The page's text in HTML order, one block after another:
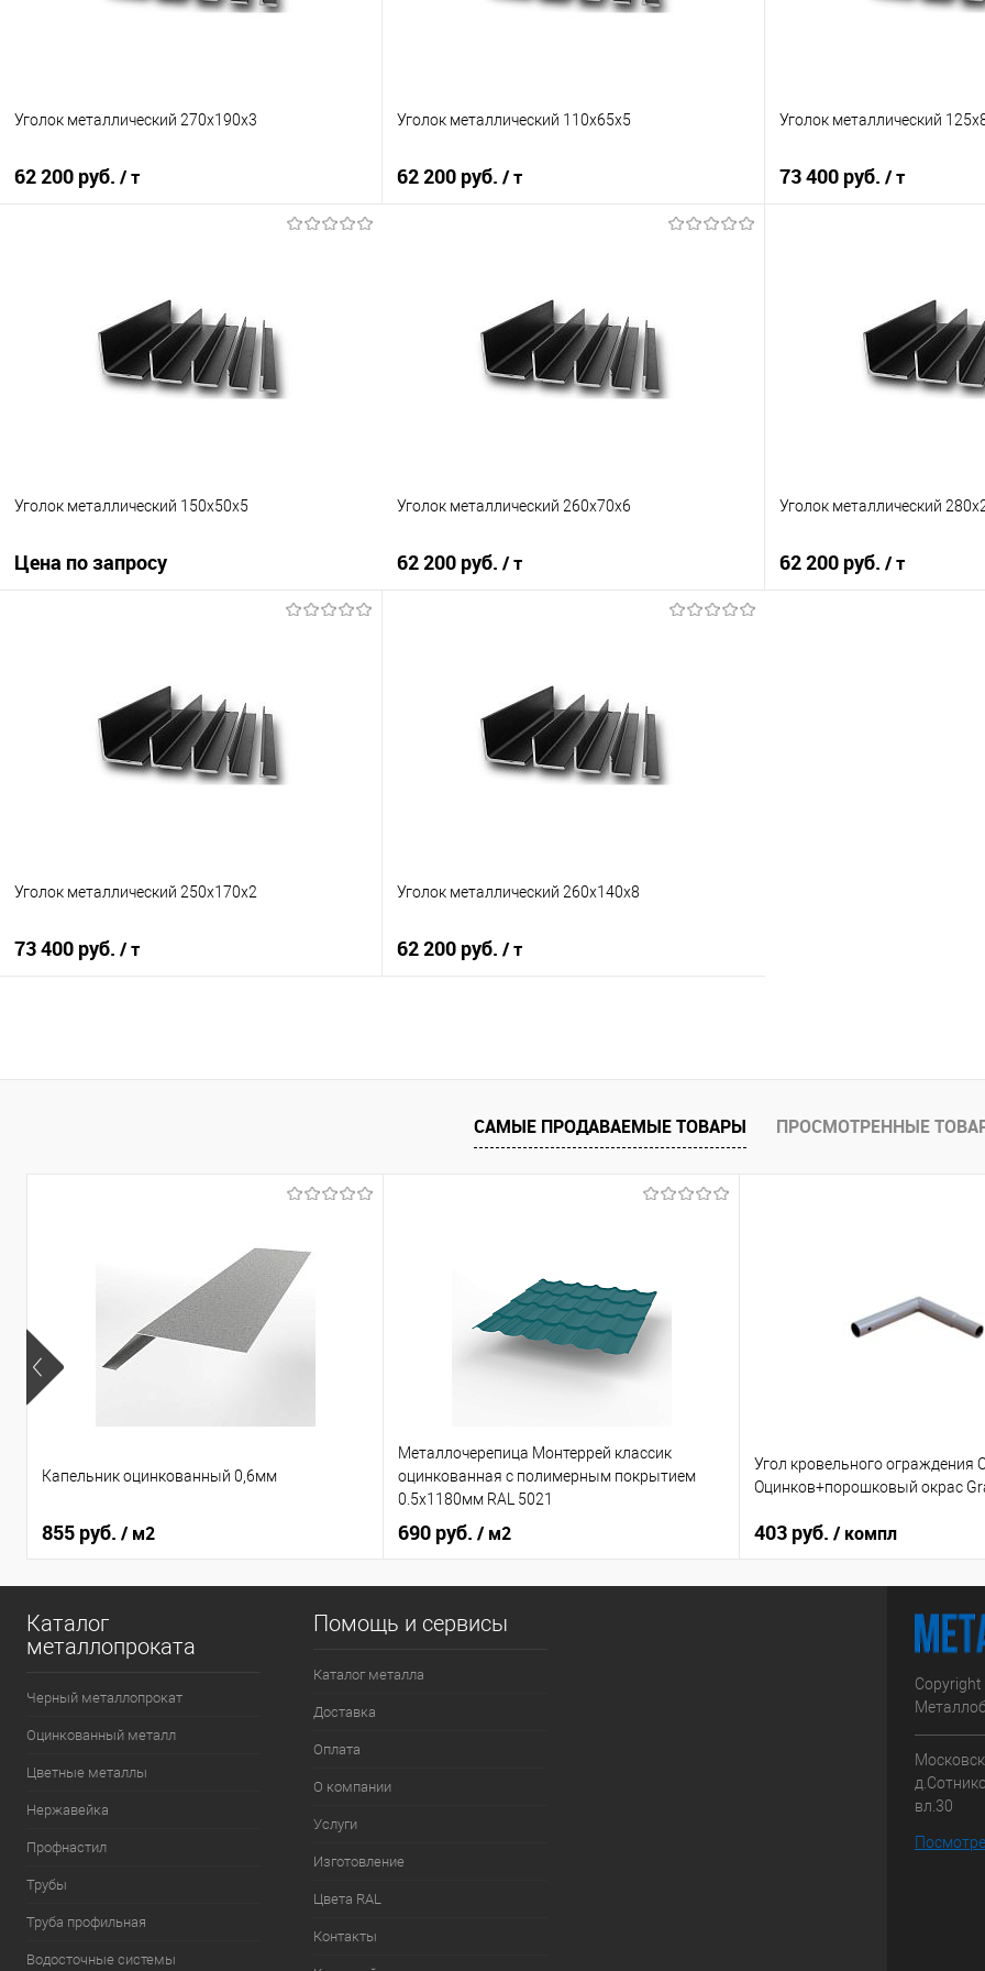
Уголок металлический 270х190х3
62 200 руб. / т
Купить в 1 клик
Сравнение
В избранное
Под заказ
Уголок металлический 110х65х5
62 200 руб. / т
Купить в 1 клик
Сравнение
В избранное
Под заказ
Уголок металлический
73 400 руб. / т
Купить в 1 клик
В избранное
Уголок металлический 150х50х5
Цена по запросу
Купить в 1 клик
Сравнение
В избранное
Под заказ
Уголок металлический 260х70х6
62 200 руб. / т
Купить в 1 клик
Сравнение
В избранное
Под заказ
Уголок металлический
62 200 руб. / т
Уголок металлический 250х170х2
73 400 руб. / т
Уголок металлический 260х140х8
62 200 руб. / т
В избранное
Под заказ
САМЫЕ ПРОДАВАЕМЫЕ ТОВАРЫ ПРОСМОТРЕННЫЕ
Капельник оцинкованный 0,6мм
855 руб. / м2
Металлочерепица Монтеррей классик
оцинкованная с полимерным покрытием
0.5x1180мм RAL 5021
690 руб. / м2
Угол кровельного ограждения
Оцинков+порошковый окрас
403 руб. / компл
Каталог
металлопроката
Черный металлопрокат
Оцинкованный металл
Цветные металлы
Нержавейка
Профнастил
Трубы
Труба профильная
Водосточные системы
Помощь и сервисы
Каталог металла
Доставка
Оплата
О компании
Услуги
Изготовление
Цвета RAL
Контакты
вл.30